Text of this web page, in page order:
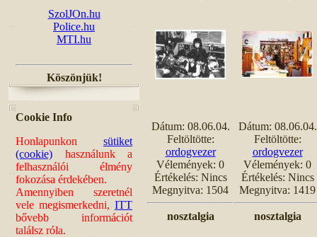
SzolJOn.hu
Police.hu
MTI.hu
Köszönjük!
Cookie Info
Honlapunkon sütiket
(cookie) használunk a
felhasználói élmény
fokozása érdekében.
Amennyiben szeretnél
vele megismerkedni, ITT
bővebb információt
találsz róla.
Dátum: 08.06.04.
Feltöltötte:
ordogvezer
Vélemények: 0
Értékelés: Nincs
Megnyitva: 1504
Dátum: 08.06.04.
Feltöltötte:
ordogvezer
Vélemények: 0
Értékelés: Nincs
Megnyitva: 1419
nosztalgia nosztalgia